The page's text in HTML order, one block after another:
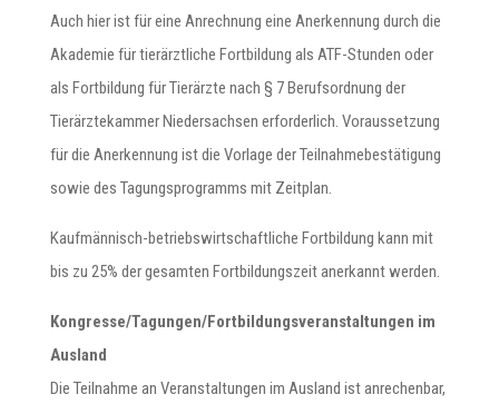
Auch hier ist für eine Anrechnung eine Anerkennung durch die
Akademie für tierärztliche Fortbildung als ATF-Stunden oder
als Fortbildung für Tierärzte nach § 7 Berufsordnung der
Tierärztekammer Niedersachsen erforderlich. Voraussetzung
für die Anerkennung ist die Vorlage der Teilnahmebestätigung
sowie des Tagungsprogramms mit Zeitplan.
Kaufmännisch-betriebswirtschaftliche Fortbildung kann mit
bis zu 25% der gesamten Fortbildungszeit anerkannt werden.
Kongresse/Tagungen/Fortbildungsveranstaltungen im
Ausland
Die Teilnahme an Veranstaltungen im Ausland ist anrechenbar,